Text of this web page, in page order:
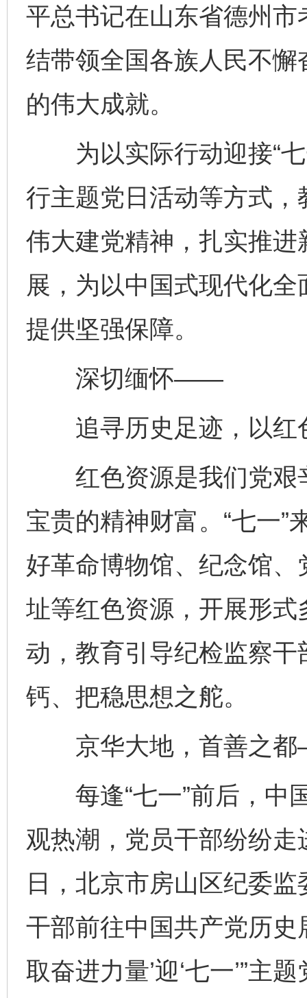
平总书记在山东省德州
结带领全国各族人民不
的伟大成就。
为以实际行动迎接“七
行主题党日活动等方式
伟大建党精神，扎实推
展，为以中国式现代化
提供坚强保障。
深切缅怀——
追寻历史足迹，以红
红色资源是我们党艰
宝贵的精神财富。“七一
好革命博物馆、纪念馆
址等红色资源，开展形
动，教育引导纪检监察
钙、把稳思想之舵。
京华大地，首善之
每逢“七一”前后，中
观热潮，党员干部纷纷
日，北京市房山区纪委
干部前往中国共产党历史
取奋进力量’迎‘七一’”主